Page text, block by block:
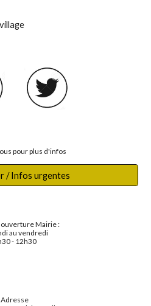
pour plus d'infos
/ Infos urgentes
Mairie :
au vendredi
- 12h30
Adresse